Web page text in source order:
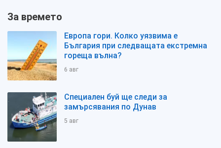
За времето
Европа гори. Колко уязвима е
България при следващата екстремна
гореща вълна?
6 авг
Специален буй ще следи за
замърсявания по Дунав
5 авг